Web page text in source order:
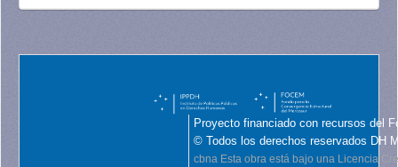
Proyecto financiado con recursos del
© Todos los derechos reservados DH
cbna Esta obra está bajo una Licencia